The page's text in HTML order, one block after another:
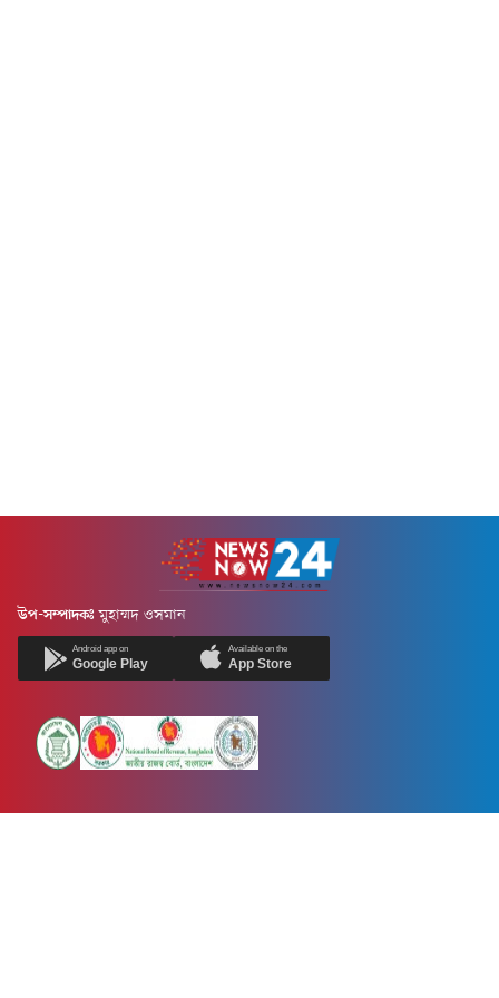
উপ-সম্পাদকঃ মুহাম্মদ ওসমান
Android app on
Google Play
Available on the
App Store